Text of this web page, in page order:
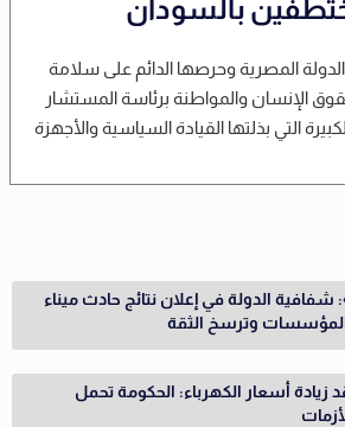
بالسودان
المصرية وحرصها الدائم على سلامة
الإنسان والمواطنة برئاسة المستشار
التي بذلتها القيادة السياسية والأجهزة
الدولة في إعلان نتائج حادث ميناء
وترسخ الثقة
زيادة أسعار الكهرباء: الحكومة تحمل